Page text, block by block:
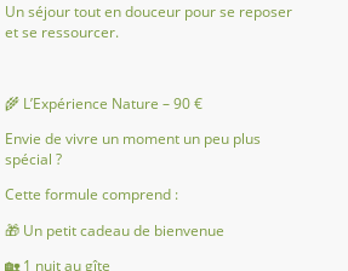
Un séjour tout en douceur pour se reposer
et se ressourcer.
🌾 L’Expérience Nature – 90 €
Envie de vivre un moment un peu plus
spécial ?
Cette formule comprend :
🎁 Un petit cadeau de bienvenue
🏡 1 nuit au gîte